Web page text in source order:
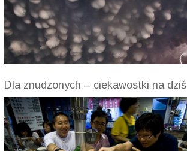
Dla znudzonych – ciekawostki na dziś